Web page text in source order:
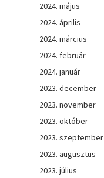
2024. május
2024. április
2024. március
2024. február
2024. január
2023. december
2023. november
2023. október
2023. szeptember
2023. augusztus
2023. július